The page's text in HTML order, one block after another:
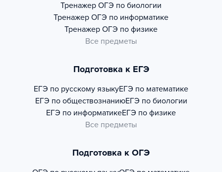
Тренажер ОГЭ по биологии
Тренажер ОГЭ по информатике
Тренажер ОГЭ по физике
Все предметы
Подготовка к ЕГЭ
ЕГЭ по русскому языкуЕГЭ по математике
ЕГЭ по обществознаниюЕГЭ по биологии
ЕГЭ по информатикеЕГЭ по физике
Все предметы
Подготовка к ОГЭ